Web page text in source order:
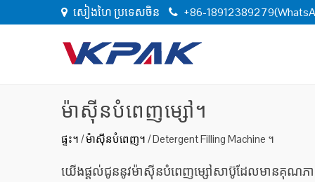
សៀងហៃ ប្រទេសចិន +86-
ម៉ាស៊ីនបំពេញម្សៅ។
ផ្ទះ។ /ម៉ាស៊ីនបំពេញ។ /Detergent Filling Machine ។
យើងផ្តល់ជូននូវម៉ាស៊ីនបំពេញម្សៅសាប៊ូដែលមានគុណភាព